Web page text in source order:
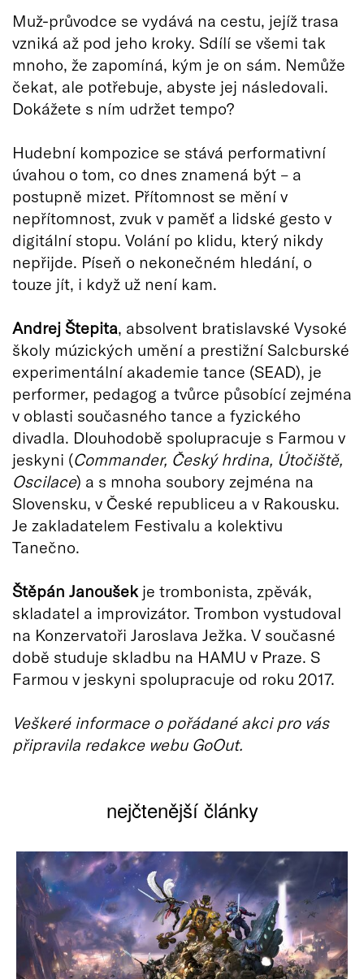
Muž-průvodce se vydává na cestu, jejíž trasa
vzniká až pod jeho kroky. Sdílí se všemi tak
mnoho, že zapomíná, kým je on sám. Nemůže
čekat, ale potřebuje, abyste jej následovali.
Dokážete s ním udržet tempo?
Hudební kompozice se stává performativní
úvahou o tom, co dnes znamená být – a
postupně mizet. Přítomnost se mění v
nepřítomnost, zvuk v paměť a lidské gesto v
digitální stopu. Volání po klidu, který nikdy
nepřijde. Píseň o nekonečném hledání, o
touze jít, i když už není kam.
Andrej Štepita, absolvent bratislavské Vysoké
školy múzických umění a prestižní Salcburské
experimentální akademie tance (SEAD), je
performer, pedagog a tvůrce působící zejména
v oblasti současného tance a fyzického
divadla. Dlouhodobě spolupracuje s Farmou v
jeskyni (Commander, Český hrdina, Útočiště,
Oscilace) a s mnoha soubory zejména na
Slovensku, v České republiceu a v Rakousku.
Je zakladatelem Festivalu a kolektivu
Tanečno.
Štěpán Janoušek je trombonista, zpěvák,
skladatel a improvizátor. Trombon vystudoval
na Konzervatoři Jaroslava Ježka. V současné
době studuje skladbu na HAMU v Praze. S
Farmou v jeskyni spolupracuje od roku 2017.
Veškeré informace o pořádané akci pro vás
připravila redakce webu GoOut.
nejčtenější články